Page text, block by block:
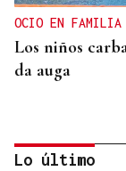
OCIO EN FAMILIA
Los niños
da auga
Lo último